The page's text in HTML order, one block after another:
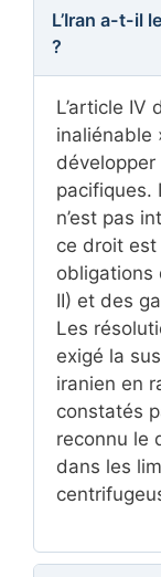
L’Iran a-t-il
?
L’article IV
inaliénable
développer
pacifiques.
n’est pas
ce droit
obligations
II) et des
Les
exigé la
iranien en
constatés
reconnu le
dans les